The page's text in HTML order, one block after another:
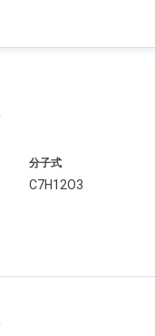
分子式
C7H12O3